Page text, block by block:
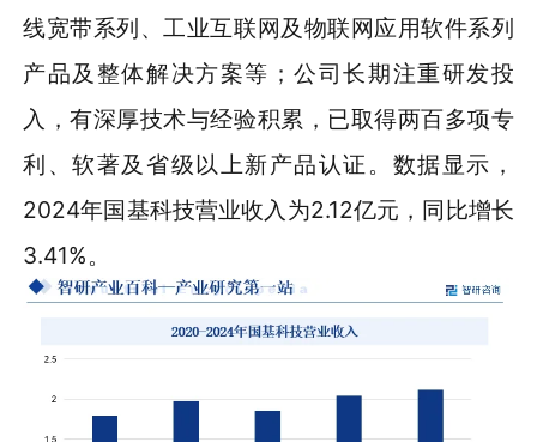
线宽带系列、工业互联网及物联网应用软件系列
产品及整体解决方案等；公司长期注重研发投
入，有深厚技术与经验积累，已取得两百多项专
利、软著及省级以上新产品认证。数据显示，
2024年国基科技营业收入为2.12亿元，同比增长
3.41%。